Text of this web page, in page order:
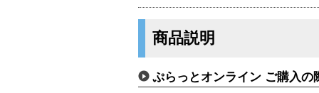
商品説明
ぷらっとオンライン ご購入の